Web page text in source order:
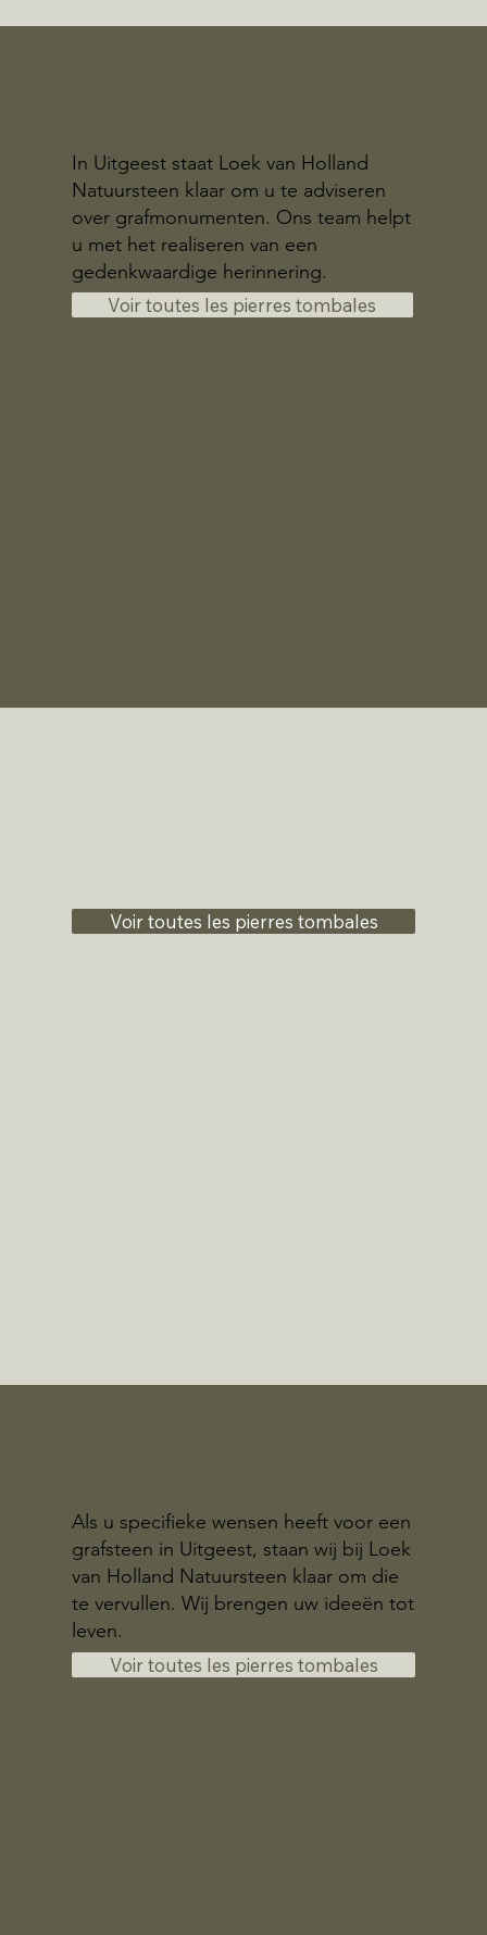
In Uitgeest staat Loek van Holland
Natuursteen klaar om u te adviseren
over grafmonumenten. Ons team helpt
u met het realiseren van een
gedenkwaardige herinnering.
Voir toutes les pierres tombales
Voir toutes les pierres tombales
Als u specifieke wensen heeft voor een
grafsteen in Uitgeest, staan wij bij Loek
van Holland Natuursteen klaar om die
te vervullen. Wij brengen uw ideeën tot
leven.
Voir toutes les pierres tombales